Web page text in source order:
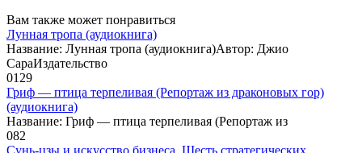
Вам также может понравиться
Лунная тропа (аудиокнига)
Название: Лунная тропа (аудиокнига)Автор: Джио
СараИздательство
0129
Гриф — птица терпеливая (Репортаж из драконовых гор)
(аудиокнига)
Название: Гриф — птица терпеливая (Репортаж из
082
Сунь-цзы и искусство бизнеса. Шесть стратегических